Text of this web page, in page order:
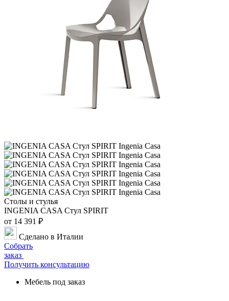
Столы и стулья
INGENIA CASA Стул SPIRIT
от 14 391 ₽
Сделано в Италии
Собрать
заказ
Получить консультацию
Мебель под заказ